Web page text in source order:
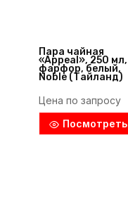
Пара чайная
«Appeal», 250 мл,
фарфор, белый,
Noble (Тайланд)
Цена по запросу
Посмотреть